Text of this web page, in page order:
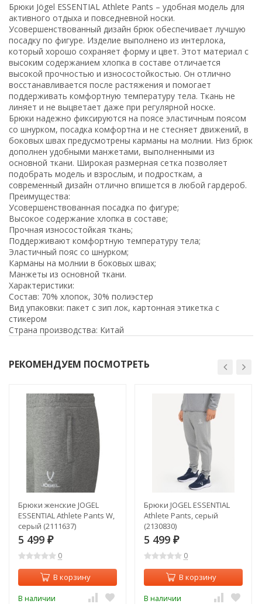
Брюки Jögel ESSENTIAL Athlete Pants – удобная модель для
активного отдыха и повседневной носки.
Усовершенствованный дизайн брюк обеспечивает лучшую
посадку по фигуре. Изделие выполнено из интерлока,
который хорошо сохраняет форму и цвет. Этот материал с
высоким содержанием хлопка в составе отличается
высокой прочностью и износостойкостью. Он отлично
восстанавливается после растяжения и помогает
поддерживать комфортную температуру тела. Ткань не
линяет и не выцветает даже при регулярной носке.
Брюки надежно фиксируются на поясе эластичным поясом
со шнурком, посадка комфортна и не стесняет движений, в
боковых швах предусмотрены карманы на молнии. Низ брюк
дополнен удобными манжетами, выполненными из
основной ткани. Широкая размерная сетка позволяет
подобрать модель и взрослым, и подросткам, а
современный дизайн отлично впишется в любой гардероб.
Преимущества:
Усовершенствованная посадка по фигуре;
Высокое содержание хлопка в составе;
Прочная износостойкая ткань;
Поддерживают комфортную температуру тела;
Эластичный пояс со шнурком;
Карманы на молнии в боковых швах;
Манжеты из основной ткани.
Характеристики:
Состав: 70% хлопок, 30% полиэстер
Вид упаковки: пакет с зип лок, картонная этикетка с
стикером
Страна производства: Китай
РЕКОМЕНДУЕМ ПОСМОТРЕТЬ
Брюки женские JOGEL
ESSENTIAL Athlete Pants W,
серый (2111637)
5 499 ₽
0
В корзину
В наличии
Брюки JOGEL ESSENTIAL
Athlete Pants, серый
(2130830)
5 499 ₽
0
В корзину
В наличии